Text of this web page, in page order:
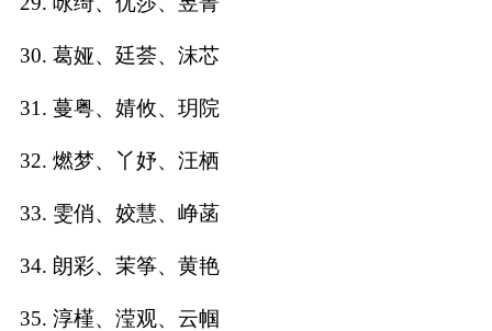
30. 葛娅、廷荟、沫芯
31. 蔓粤、婧攸、玥院
32. 燃梦、丫妤、汪栖
33. 雯俏、姣慧、峥菡
34. 朗彩、茉筝、黄艳
35. 淳槿、滢观、云帼